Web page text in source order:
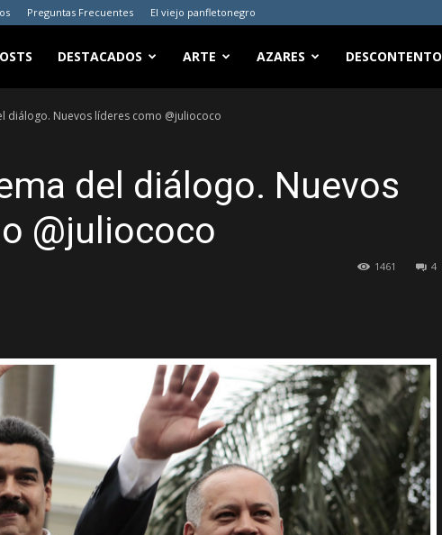
Preguntas Frecuentes El viejo panfletonegro
DESTACADOS ARTE AZARES DESCONTENTO
diálogo. Nuevos líderes como @juliococo
del diálogo. Nuevos
@juliococo
4
1461